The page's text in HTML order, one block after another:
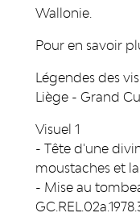
Wallonie.
Pour en savoir
Légendes des
Liège - Grand
Visuel 1
- Tête d'une
moustaches et la
- Mise au